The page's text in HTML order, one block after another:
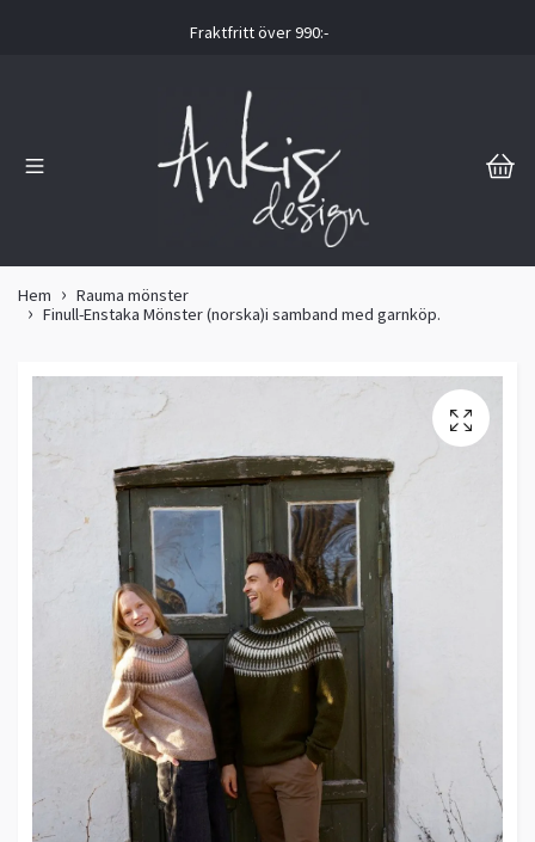
Fraktfritt över 990:-
Hem
Rauma mönster
Finull-Enstaka Mönster (norska)i samband med garnköp.